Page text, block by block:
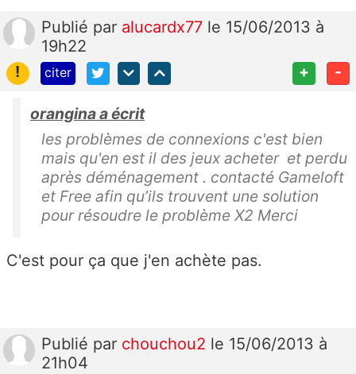
Publié par alucardx77 le 15/06/2013 à
19h22
!
citer + -
orangina a écrit
les problèmes de connexions c'est bien
mais qu'en est il des jeux acheter et perdu
après déménagement . contacté Gameloft
et Free afin qu’ils trouvent une solution
pour résoudre le problème X2 Merci
C'est pour ça que j'en achète pas.
Publié par chouchou2 le 15/06/2013 à
21h04